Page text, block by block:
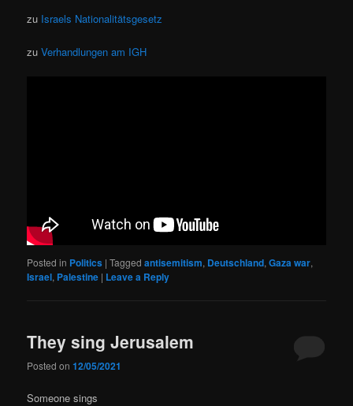
zu Israels Nationalitätsgesetz
zuVerhandlungen am IGH
Posted in Politics |Tagged antisemitism, Deutschland,Gaza war,
Israel, Palestine | Leave a Reply
They sing Jerusalem
Posted on12/05/2021
Someone sings